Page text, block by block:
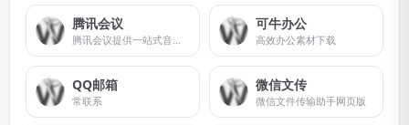
腾讯会议
腾讯会议提供一站式音视频会议解决方案
可牛办公
高效办公素材下载
QQ邮箱
常联系
微信文传
微信文件传输助手网页版